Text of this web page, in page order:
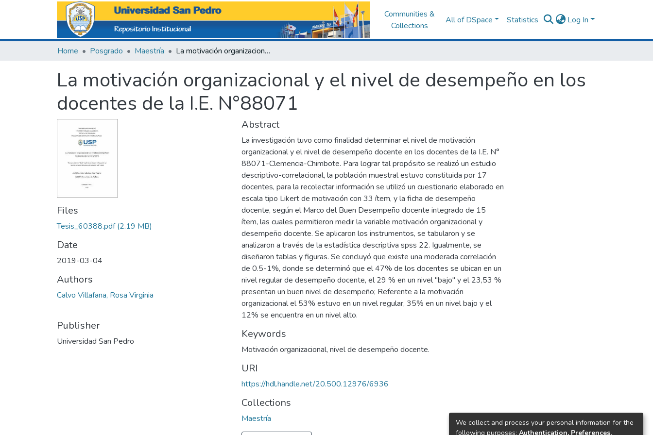
Communities &
Collections
All of DSpace Statistics Log In
Home Posgrado Maestría La motivación organizacional y el nivel de desempeño en los docentes de la I.E. N°88071
La motivación organizacional y el nivel de desempeño en los
docentes de la I.E. N°88071
Files
Tesis_60388.pdf(2.19 MB)
Date
2019-03-04
Authors
Calvo Villafana, Rosa Virginia
Publisher
Universidad San Pedro
Abstract
La investigación tuvo como finalidad determinar el nivel de motivación
organizacional y el nivel de desempeño docente en los docentes de la I.E. N°
88071-Clemencia-Chimbote. Para lograr tal propósito se realizó un estudio
descriptivo-correlacional, la población muestral estuvo constituida por 17
docentes, para la recolectar información se utilizó un cuestionario elaborado en
escala tipo Likert de motivación con 33 ítem, y la ficha de desempeño
docente, según el Marco del Buen Desempeño docente integrado de 15
ítem, las cuales permitieron medir la variable motivación organizacional y
desempeño docente. Se aplicaron los instrumentos, se tabularon y se
analizaron a través de la estadística descriptiva spss 22. Igualmente, se
diseñaron tablas y figuras. Se concluyó que existe una moderada correlación
de 0.5-1%, donde se determinó que el 47% de los docentes se ubican en un
nivel regular de desempeño docente, el 29 % en un nivel "bajo" y el 23,53 %
presentan un buen nivel de desempeño; Referente a la motivación
organizacional el 53% estuvo en un nivel regular, 35% en un nivel bajo y el
12% se encuentra en un nivel alto.
Keywords
Motivación organizacional, nivel de desempeño docente.
URI
https://hdl.handle.net/20.500.12976/6936
Collections
Maestría
We collect and process your personal information for the
following purposes: Authentication, Preferences,